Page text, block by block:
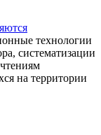
технологии
систематизации
на территории